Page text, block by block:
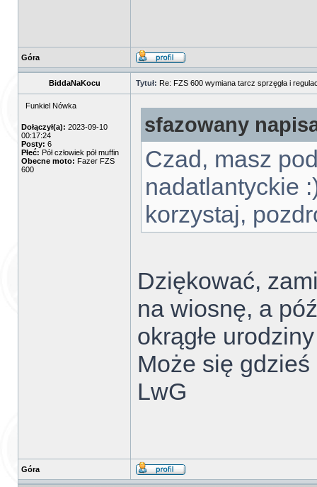
Góra
BiddaNaKocu Tytuł: Re: FZS 600 wymiana tarcz sprzęgła i
Funkiel Nówka
Dołączył(a): 2023-09-10
00:17:24
Posty: 6
Płeć: Pół człowiek pół muffin
Obecne moto: Fazer FZS
600
sfazowany
Czad, masz
nadatlantyckie
korzystaj,
Dziękować,
na wiosnę, a
okrągłe
Może się
LwG
Góra